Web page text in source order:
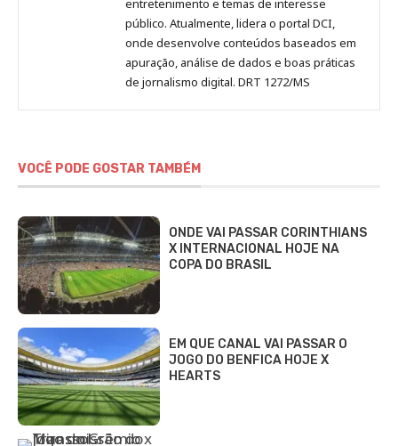
entretenimento e temas de interesse
público. Atualmente, lidera o portal DCI,
onde desenvolve conteúdos baseados em
apuração, análise de dados e boas práticas
de jornalismo digital. DRT 1272/MS
VOCÊ PODE GOSTAR TAMBÉM
ONDE VAI PASSAR CORINTHIANS
X INTERNACIONAL HOJE NA
COPA DO BRASIL
EM QUE CANAL VAI PASSAR O
JOGO DO BENFICA HOJE X
HEARTS